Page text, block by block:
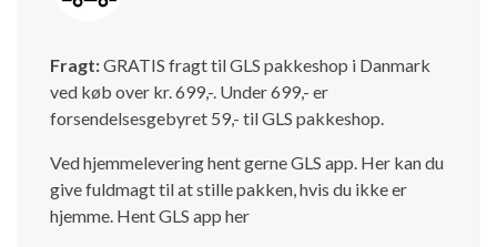
Isabella Opstillingsvejledninger
GPDR - KG Camping Kundeklub
Fragt:GRATIS fragt til GLS pakkeshop i Danmark
ved køb over kr. 699,-. Under 699,- er
forsendelsesgebyret 59,- til GLS pakkeshop.
Ved hjemmelevering hent gerne GLS app. Her kan du
give fuldmagt til at stille pakken, hvis du ikke er
hjemme. Hent GLS app her